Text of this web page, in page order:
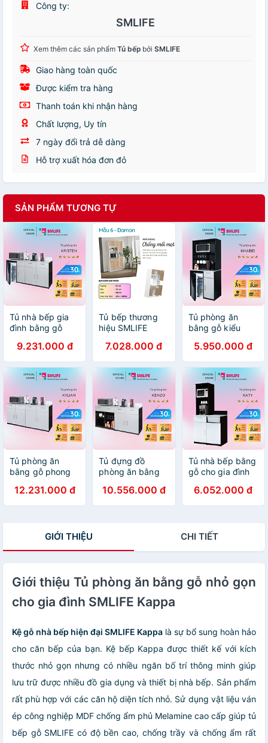
Công ty:
SMLIFE
Xem thêm các sản phẩm Tủ bếp bởi SMLIFE
Giao hàng toàn quốc
Được kiểm tra hàng
Thanh toán khi nhận hàng
Chất lượng, Uy tín
7 ngày đổi trả dễ dàng
Hỗ trợ xuất hóa đơn đỏ
SẢN PHẨM TƯƠNG TỰ
Tủ nhà bếp gia
đình bằng gỗ
chắc chắn
SMLIFE Kristen
9.231.000 đ
Tủ bếp thương
hiệu SMLIFE
thể đổi size và
màu sắc)
7.028.000 đ
Tủ phòng ăn
bằng gỗ kiểu
SMLIFE Khabid
5.950.000 đ
Tủ phòng ăn
bằng gỗ phong
SMLIFE Kylian
12.231.000 đ
Tủ đựng đồ
phòng ăn bằng
MDF SMLIFE
Kenzo
10.556.000 đ
Tủ nhà bếp bằng
gỗ cho gia đình
SMLIFE Katy
6.052.000 đ
GIỚI THIỆU CHI TIẾT
Giới thiệu Tủ phòng ăn bằng gỗ nhỏ gọn
cho gia đình SMLIFE Kappa
Kệ gỗ nhà bếp hiện đại SMLIFE Kappa là sự bổ sung hoàn hảo
cho căn bếp của bạn. Kệ bếp Kappa được thiết kế với kích
thước nhỏ gọn nhưng có nhiều ngăn bố trí thông minh giúp
lưu trữ được nhiều đồ gia dụng và thiết bị nhà bếp. Sản phẩm
rất phù hợp với các căn hộ diện tích nhỏ. Sử dụng vật liệu ván
ép công nghiệp MDF chống ẩm phủ Melamine cao cấp giúp tủ
bếp gỗ SMLIFE có độ bền cao, chống trầy và chống ẩm rất